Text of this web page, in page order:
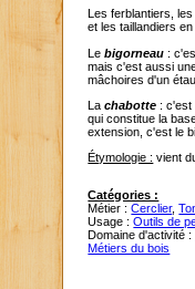
Les ferblantiers,
et les taillandiers
Lebigorneau :
mais c'est aussi
mâchoires d'un étau.
Lachabotte : c'est
qui constitue la
extension, c'est le
Étymologie : vient
Catégories :
Métier :Cerclier,
Usage :Outils de
Domaine d'activité :
Métiers du bois